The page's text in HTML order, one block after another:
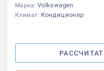
Марка: Volkswagen
Климат: Кондиционер